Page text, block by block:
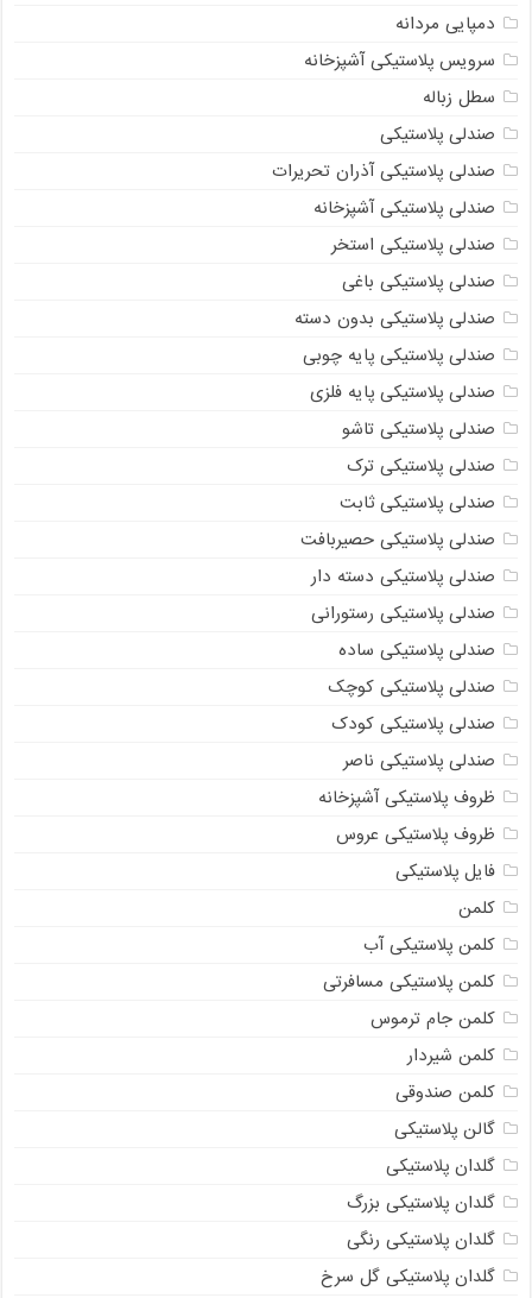
دمپایی مردانه
سرویس پلاستیکی آشپزخانه
سطل زباله
صندلی پلاستیکی
صندلی پلاستیکی آذران تحریرات
صندلی پلاستیکی آشپزخانه
صندلی پلاستیکی استخر
صندلی پلاستیکی باغی
صندلی پلاستیکی بدون دسته
صندلی پلاستیکی پایه چوبی
صندلی پلاستیکی پایه فلزی
صندلی پلاستیکی تاشو
صندلی پلاستیکی ترک
صندلی پلاستیکی ثابت
صندلی پلاستیکی حصیربافت
صندلی پلاستیکی دسته دار
صندلی پلاستیکی رستورانی
صندلی پلاستیکی ساده
صندلی پلاستیکی کوچک
صندلی پلاستیکی کودک
صندلی پلاستیکی ناصر
ظروف پلاستیکی آشپزخانه
ظروف پلاستیکی عروس
فایل پلاستیکی
کلمن
کلمن پلاستیکی آب
کلمن پلاستیکی مسافرتی
کلمن جام ترموس
کلمن شیردار
کلمن صندوقی
گالن پلاستیکی
گلدان پلاستیکی
گلدان پلاستیکی بزرگ
گلدان پلاستیکی رنگی
گلدان پلاستیکی گل سرخ